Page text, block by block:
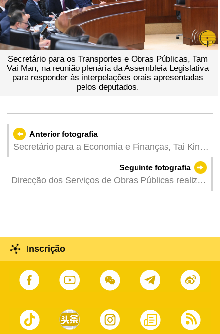
Secretário para os Transportes e Obras Públicas, Tam
Vai Man, na reunião plenária da Assembleia Legislativa
para responder às interpelações orais apresentadas
pelos deputados.
Anterior fotografia
Secretário para a Economia e Finanças, Tai Kin
Ip, na reunião plenária da Assembleia Legislativa
para responder às interpelações orais
apresentadas pelos deputados.
Seguinte fotografia
Direcção dos Serviços de Obras Públicas realiza
dos Novos Aterros Urbanos»
Inscrição